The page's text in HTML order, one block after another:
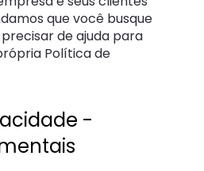
-
que você busque
de ajuda para
Política de